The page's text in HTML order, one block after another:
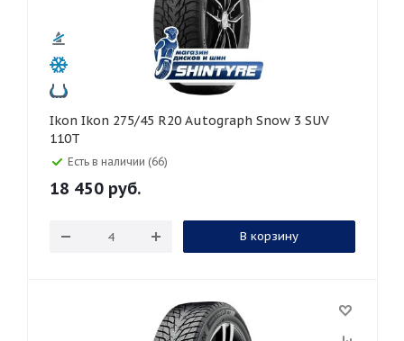
Ikon Ikon 275/45 R20 Autograph Snow 3 SUV
110T
Есть в наличии (66)
18 450 руб.
В корзину